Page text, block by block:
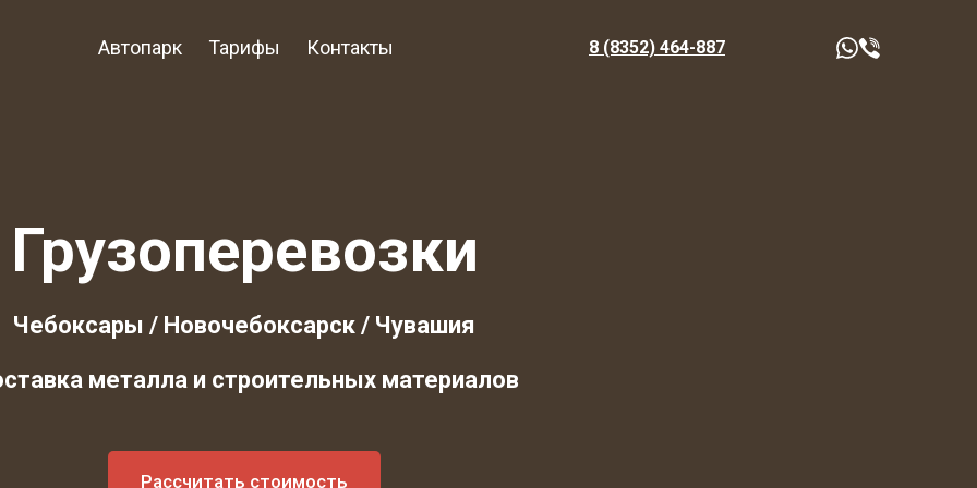
Автопарк Тарифы Контакты 8 (8352) 464-887
Грузоперевозки
Чебоксары / Новочебоксарск / Чувашия
металла и строительных материалов
Рассчитать стоимость